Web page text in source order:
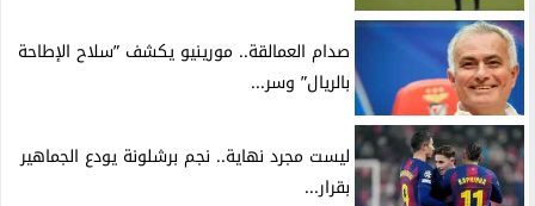
صدام العمالقة.. مورينيو يكشف ”سلاح الإطاحة
بالريال” وسر...
ليست مجرد نهاية.. نجم برشلونة يودع الجماهير
بقرار...